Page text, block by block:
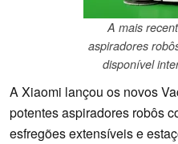
A mais
aspiradores
disponível
A Xiaomi lançou os novos
potentes aspiradores robôs
esfregões extensíveis e